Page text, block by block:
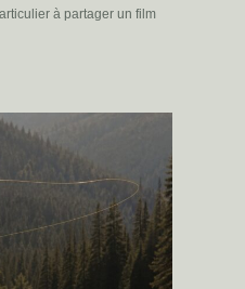
à partager un film